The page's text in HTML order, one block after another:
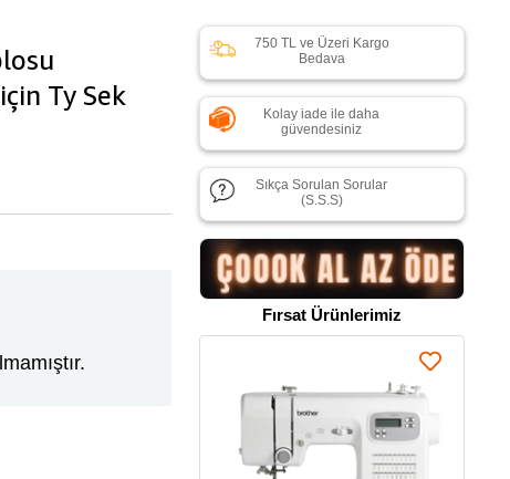
Ty Sek
750 TL ve Üzeri Kargo
Bedava
Kolay iade ile daha
güvendesiniz
Sıkça Sorulan Sorular
(S.S.S)
Fırsat Ürünlerimiz